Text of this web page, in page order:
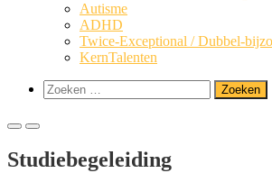
Autis­me
ADHD
Twi­­ce-Excep­­ti­o­­nal / Dubbel-
Kern­Ta­len­ten
Toon
zoekformulier
Zoeken
naar:
Primair
voor
Primair
voor
Stu­die­be­ge­lei­ding